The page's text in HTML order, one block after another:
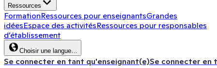
Ressources
FormationRessources pour enseignantsGrandes
idéesEspace des activitésRessources pour responsables
d’établissement
Choisir une langue…
Se connecter en tant qu'enseignant(e)Se connecter en